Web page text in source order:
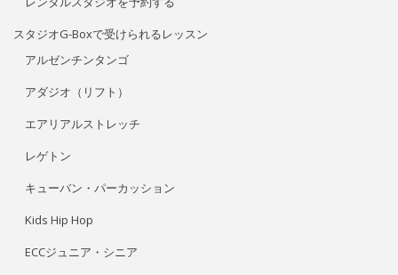
スタジオG-Boxで受けられるレッスン
アルゼンチンタンゴ
アダジオ（リフト）
エアリアルストレッチ
レゲトン
キューバン・パーカッション
Kids Hip Hop
ECCジュニア・シニア